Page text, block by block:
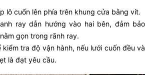
lô cuốn lên phía trên khung cửa bằng vít.
ray dẫn hướng vào hai bên, đảm bảo
gọn trong rãnh ray.
kiểm tra độ vận hành, nếu lưới cuốn đều và
là đạt yêu cầu.